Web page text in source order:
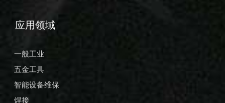
应用领域
一般工业
五金工具
智能设备维保
焊接